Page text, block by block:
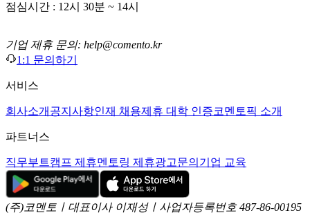
점심시간 : 12시 30분 ~ 14시
기업 제휴 문의: help@comento.kr
1:1 문의하기
서비스
회사소개 공지사항인재 채용제휴 대학 인증코멘토픽 소개
파트너스
직무부트캠프 제휴멘토링 제휴광고문의 기업 교육
(주)코멘토ㅣ대표이사 이재성ㅣ사업자등록번호 487-86-00195